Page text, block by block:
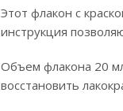
Этот флакон с
инструкция
Объем флакона 20
восстановить